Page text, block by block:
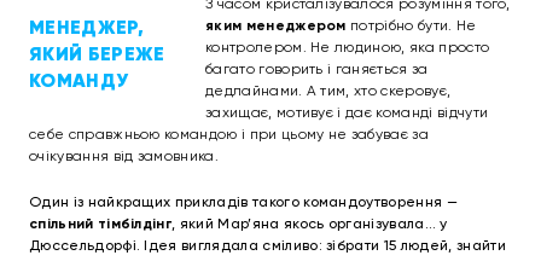
МЕНЕДЖЕР,
ЯКИЙ БЕРЕЖЕ
КОМАНДУ
З часом кристалізувалося розуміння того,
яким менеджером потрібно бути. Не
контролером. Не людиною, яка просто
багато говорить і ганяється за
дедлайнами. А тим, хто скеровує,
захищає, мотивує і дає команді відчути
себе справжньою командою і при цьому не забуває за
очікування від замовника.
Один із найкращих прикладів такого командоутворення —
спільний тімбілдінг, який Мар’яна якось організувала… у
Дюссельдорфі. Ідея виглядала сміливо: зібрати 15 людей, знайти